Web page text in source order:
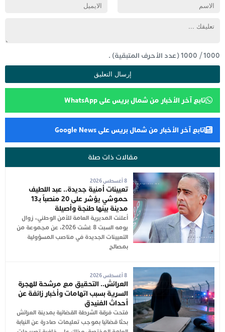
1000
/
1000(عدد الأحرف المتبقية) .
تابع آخر الأخبار من شمال بريس على WhatsApp
تابع آخر الأخبار من شمال بريس على Google News
مقالات ذات صلة
8 أغسطس 2026
تعيينات أمنية جديدة.. عبد اللطيف
حموشي يؤشر على 20 منصباً بـ13
مدينة بينها طنجة وأصيلة
أعلنت المديرية العامة للأمن الوطني، زوال
يومه السبت 8 غشت 2026، عن مجموعة من
التعيينات الجديدة في مناصب المسؤولية
بمصالح
8 أغسطس 2026
العرائش.. التحقيق مع مرشحة للهجرة
السرية بسبب اتهامات وأخبار زائفة عن
أحداث الفنيدق
فتحت فرقة الشرطة القضائية بمدينة العرائش
بحثا قضائيا بموجب تعليمات صادرة عن النيابة